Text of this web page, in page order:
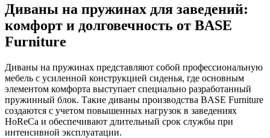
Диваны на пружинах для заведений:
комфорт и долговечность от BASE
Furniture
Диваны на пружинах представляют собой профессиональную
мебель с усиленной конструкцией сиденья, где основным
элементом комфорта выступает специально разработанный
пружинный блок. Такие диваны производства BASE Furniture
создаются с учетом повышенных нагрузок в заведениях
HoReCa и обеспечивают длительный срок службы при
интенсивной эксплуатации.